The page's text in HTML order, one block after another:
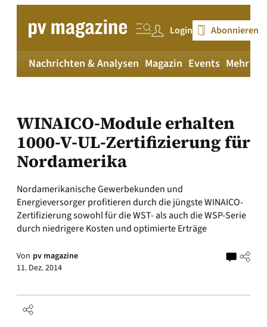
springen
Login Abonnieren
Nachrichten & Analysen Magazin Events Mehr
WINAICO-Module erhalten
1000-V-UL-Zertifizierung für
Nordamerika
Nordamerikanische Gewerbekunden und
Energieversorger profitieren durch die jüngste WINAICO-
Zertifizierung sowohl für die WST- als auch die WSP-Serie
durch niedrigere Kosten und optimierte Erträge
Von pv magazine
11. Dez. 2014